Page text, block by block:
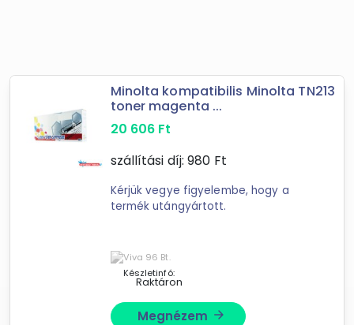
Minolta kompatibilis Minolta TN213
toner magenta ...
20 606 Ft
szállítási díj: 980 Ft
Kérjük vegye figyelembe, hogy a
termék utángyártott.
Készletinfó:
Raktáron
Megnézem arrow_forward